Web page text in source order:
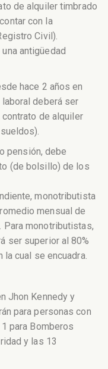
de alquiler timbrado
con la
Civil).
antigüedad
hace 2 años en
deberá ser
de alquiler
pensión, debe
(de bolsillo) de los
monotributista
mensual de
monotributistas,
ser superior al 80%
cual se encuadra.
Jhon Kennedy y
para personas con
para Bomberos
y las 13